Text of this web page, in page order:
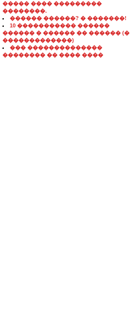
����� ���� ���������
��������.
������ ������? � �������!
10 ����������� ������
������ � ������ �� ������ (�
�������������)
��� ��������������
�������� �� ���� ����